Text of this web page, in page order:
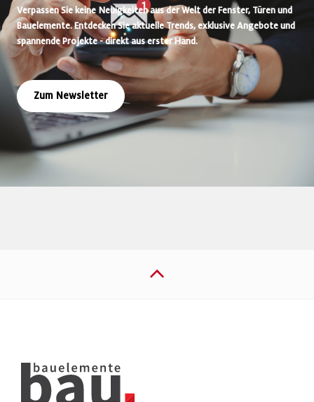
Verpassen Sie keine Neuigkeiten aus der Welt der Fenster, Türen und
Bauelemente. Entdecken Sie aktuelle Trends, exklusive Angebote und
spannende Projekte - direkt aus erster Hand.
Zum Newsletter